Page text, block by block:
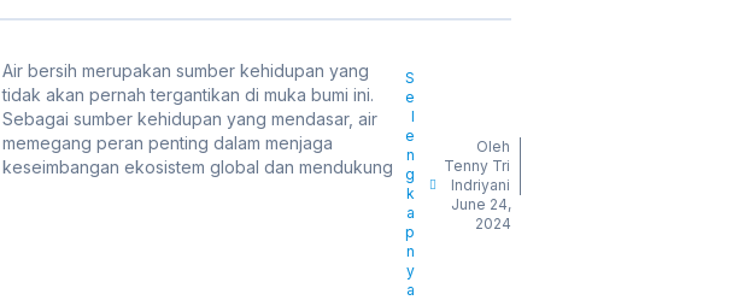
Air bersih merupakan sumber kehidupan yang
tidak akan pernah tergantikan di muka bumi ini.
Sebagai sumber kehidupan yang mendasar, air
memegang peran penting dalam menjaga
keseimbangan ekosistem global dan mendukung
S
e
l
e
n
g
k
a
p
n
y
a
Oleh
Tenny Tri
Indriyani
June 24,
2024